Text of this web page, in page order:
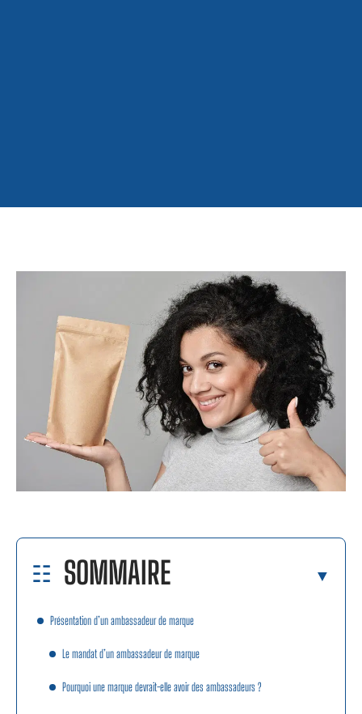
SOMMAIRE
Présentation d’un ambassadeur de marque
Le mandat d’un ambassadeur de marque
Pourquoi une marque devrait-elle avoir des ambassadeurs ?